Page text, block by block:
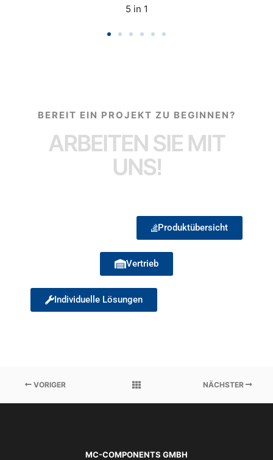
5 in 1
BEREIT EIN PROJEKT ZU BEGINNEN?
ARBEITEN SIE MIT
UNS!
Produktübersicht
Vertrieb
Individuelle Lösungen
VORIGER NÄCHSTER
MC-COMPONENTS GMBH